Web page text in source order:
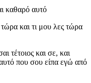
καθαρό αυτό
και τι μου λες τώρα
τέτοιος και σε, και
που σου είπα εγώ από